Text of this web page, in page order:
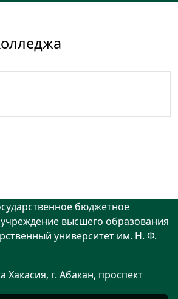
бюджетное
высшего образования
университет им. Н. Ф.
Хакасия, г. Абакан, проспект